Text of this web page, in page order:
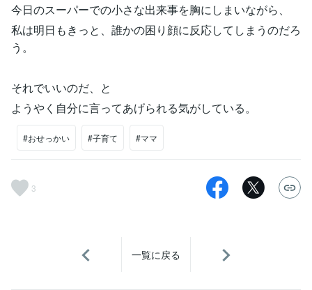
今日のスーパーでの小さな出来事を胸にしまいながら、
私は明日もきっと、誰かの困り顔に反応してしまうのだろ
う。
それでいいのだ、と
ようやく自分に言ってあげられる気がしている。
#おせっかい #子育て #ママ
3
一覧に戻る